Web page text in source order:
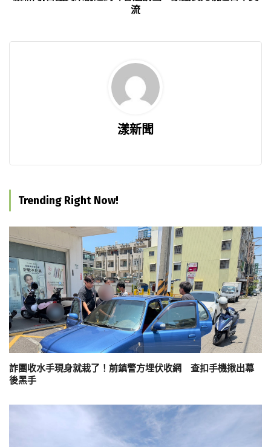
流
漾新聞
Trending Right Now!
詐團收水手現身就栽了！前鎮警方埋伏收網 查扣手機揪出幕
後黑手